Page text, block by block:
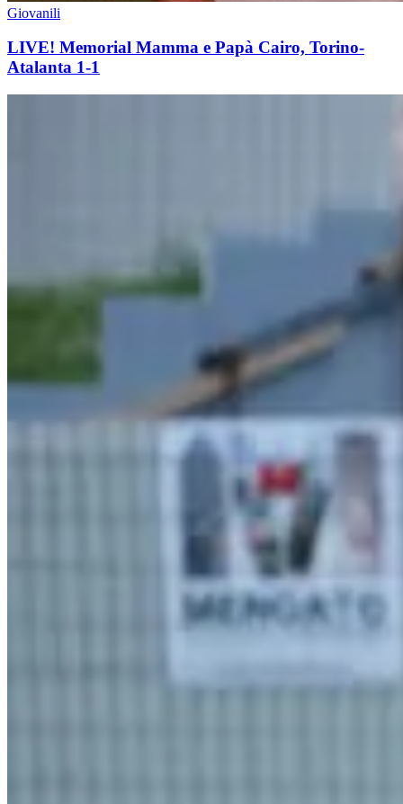
Giovanili
LIVE! Memorial Mamma e Papà Cairo, Torino-
Atalanta 1-1